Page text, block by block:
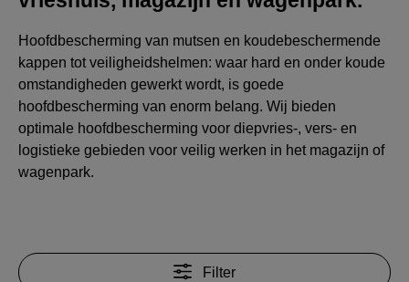
Hoofdbescherming van mutsen en koudebeschermende
kappen tot veiligheidshelmen: waar hard en onder koude
omstandigheden gewerkt wordt, is goede
hoofdbescherming van enorm belang. Wij bieden
optimale hoofdbescherming voor diepvries-, vers- en
logistieke gebieden voor veilig werken in het magazijn of
wagenpark.
Filter